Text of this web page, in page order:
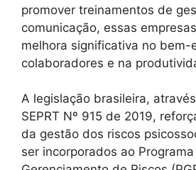
promover treinamentos de
comunicação, essas
melhora significativa no bem-
colaboradores e na
A legislação brasileira,
SEPRT Nº 915 de 2019,
da gestão dos riscos
ser incorporados ao